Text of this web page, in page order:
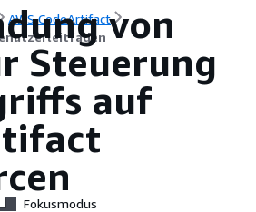
AWS CodeArtifactvon
Steuerung
auf
Fokusmodus